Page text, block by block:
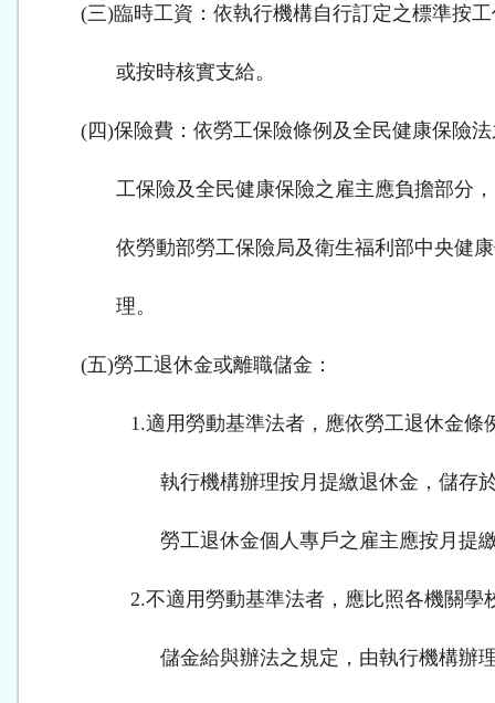
(三)臨時工資：依執行機構自行訂定之標準按
或按時核實支給。
(四)保險費：依勞工保險條例及全民健康保險
工保險及全民健康保險之雇主應負擔部分
依勞動部勞工保險局及衛生福利部中央健
理。
(五)勞工退休金或離職儲金：
1.適用勞動基準法者，應依勞工退休金條
執行機構辦理按月提繳退休金，儲存
勞工退休金個人專戶之雇主應按月提
2.不適用勞動基準法者，應比照各機關學
儲金給與辦法之規定，由執行機構辦